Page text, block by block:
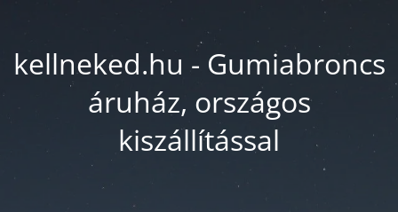
kellneked.hu - Gumiabroncs
áruház, országos
kiszállítással